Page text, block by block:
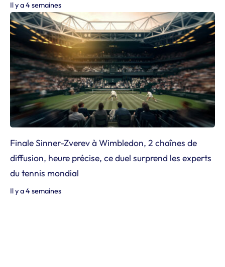
Il y a 4 semaines
Finale Sinner-Zverev à Wimbledon, 2 chaînes de
diffusion, heure précise, ce duel surprend les experts
du tennis mondial
Il y a 4 semaines